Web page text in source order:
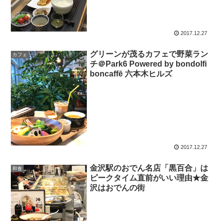
2017.12.27
カフェ
グリーンが茂るカフェで野菜ラン
チ＠Park6 Powered by bondolfi
boncaffē 六本木ヒルズ
2017.12.27
和食
金沢駅のおでん名店「黒百合」は
ピークタイム直前がいい理由★金
沢はおでんの街